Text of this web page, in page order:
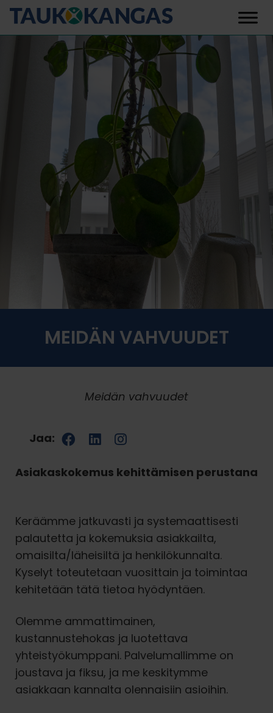
MEIDÄN VAHVUUDET
Meidän vahvuudet
Jaa:
Asiakaskokemus kehittämisen perustana
Keräämme jatkuvasti ja systemaattisesti
palautetta ja kokemuksia asiakkailta,
omaisilta/läheisiltä ja henkilökunnalta.
Kyselyt toteutetaan vuosittain ja toimintaa
kehitetään tätä tietoa hyödyntäen.
Olemme ammattimainen,
kustannustehokas ja luotettava
yhteistyökumppani. Palvelumallimme on
joustava ja fiksu, ja me keskitymme
asiakkaan kannalta olennaisiin asioihin.